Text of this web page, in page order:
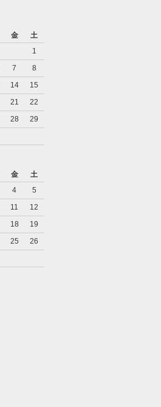
金
土
1
7
8
14
15
21
22
28
29
金
土
4
5
11
12
18
19
25
26